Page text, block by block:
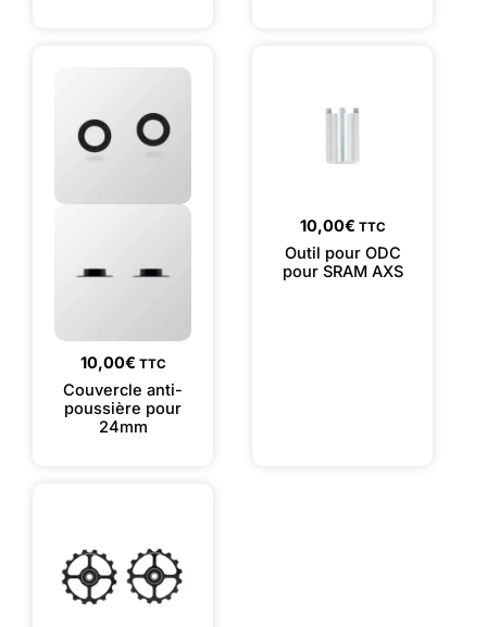
10,00€ TTC
Couvercle anti-
poussière pour
24mm
10,00€ TTC
Outil pour ODC
pour SRAM AXS